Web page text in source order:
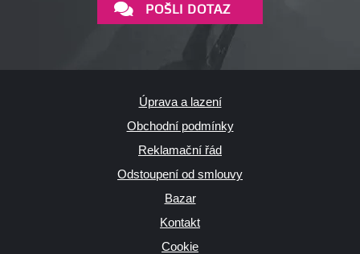
POŠLI DOTAZ
Úprava a lazení
Obchodní podmínky
Reklamační řád
Odstoupení od smlouvy
Bazar
Kontakt
Cookie